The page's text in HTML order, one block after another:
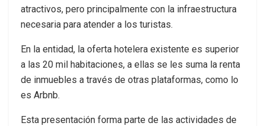
atractivos, pero principalmente con la infraestructura
necesaria para atender a los turistas.
En la entidad, la oferta hotelera existente es superior
a las 20 mil habitaciones, a ellas se les suma la renta
de inmuebles a través de otras plataformas, como lo
es Arbnb.
Esta presentación forma parte de las actividades de